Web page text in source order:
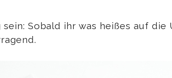
Sobald ihr was heißes auf